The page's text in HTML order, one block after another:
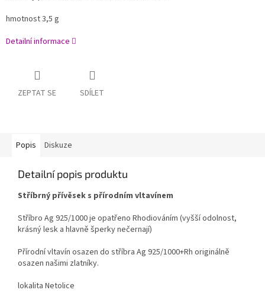
hmotnost 3,5 g
Detailní informace
ZEPTAT SE SDÍLET
Popis Diskuze
Detailní popis produktu
Stříbrný přívěsek s přírodním vltavínem
Stříbro Ag 925/1000 je opatřeno Rhodiováním (vyšší odolnost,
krásný lesk a hlavně šperky nečernají)
Přírodní vltavín osazen do stříbra Ag 925/1000+Rh originálně
osazen našimi zlatníky.
lokalita Netolice